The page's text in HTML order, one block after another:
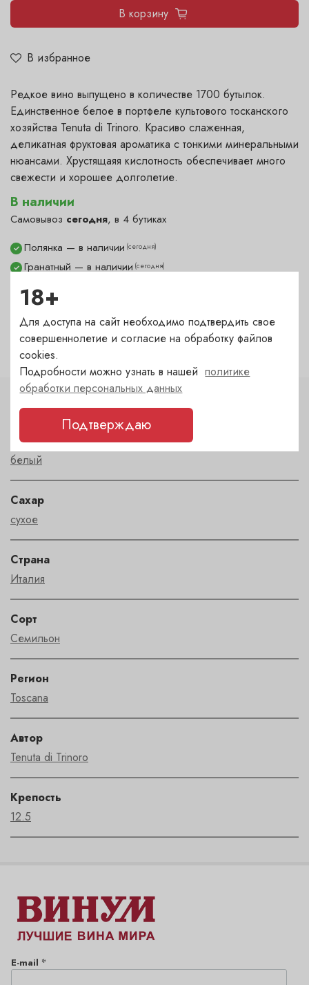
В избранное
В корзину
В наличии
Самовывоз сегодня, в 4 бутиках
✓ Гранатный — в наличии (сегодня)
✓ Полянка — в наличии (сегодня)
Пречистенка — под заказ
✓ Садовническая — в наличии(сегодня)
Сухаревка — в наличии
Редкое вино выпущено в количестве 1700 бутылок.
Единственное белое в портфеле культового тосканского
хозяйства Tenuta di Trinoro. Красиво слаженная,
деликатная фруктовая ароматика с тонкими минеральными
нюансами. Хрустящаяя кислотность обеспечивает много
свежести и хорошее долголетие.
Характеристики
Цвет
белый
Сахар
сухое
Страна
Италия
Сорт
Семильон
Регион
Toscana
Автор
Tenuta di Trinoro
Крепость
12.5
E-mail *
18+
Для доступа на сайт необходимо подтвердить свое
совершеннолетие и согласие на обработку файлов
cookies.
Подробности можно узнать в нашейполитике
обработки персональных данных
Подтверждаю